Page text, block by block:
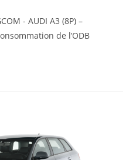
- AUDI A3 (8P) –
de l’ODB